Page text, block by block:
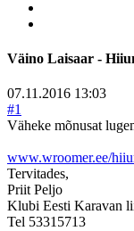
Väino Laisaar -
07.11.2016 13:03
#1
Väheke mõnusat
www.wroomer.ee/
Tervitades,
Priit Peljo
Klubi Eesti Karavan
Tel 53315713